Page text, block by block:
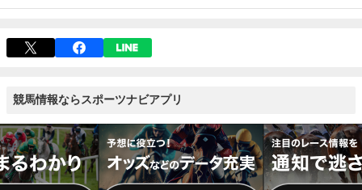
競馬情報ならスポーツナビアプリ